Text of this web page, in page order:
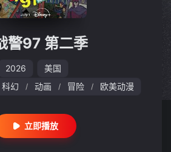
警97 第二季
2026
美国
科幻 / 动画 / 冒险 / 欧美动漫
立即播放